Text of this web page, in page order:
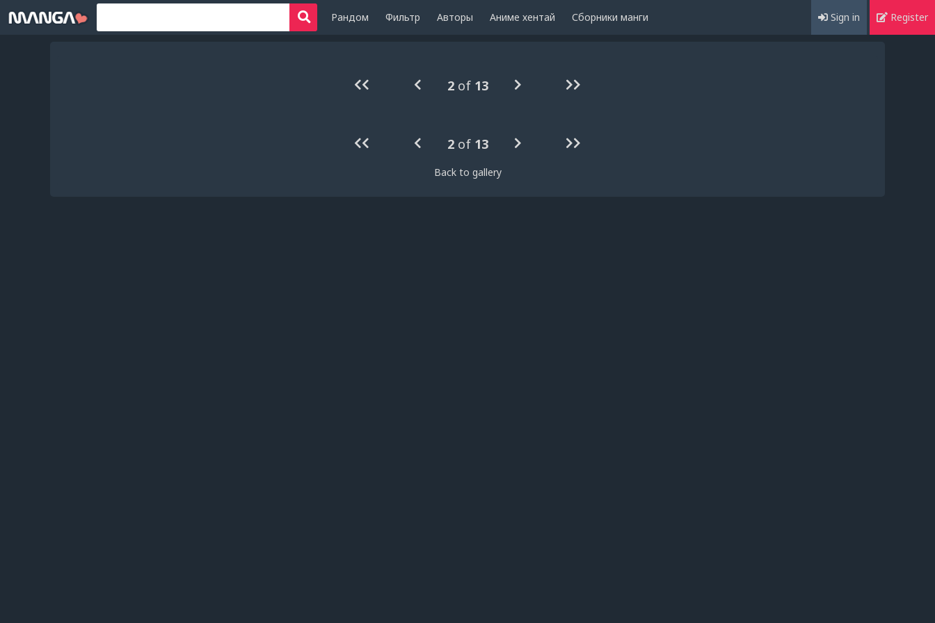
Рандом Фильтр Авторы Аниме хентай Сборники манги Sign in Register
2 of 13
2 of 13
Back to gallery